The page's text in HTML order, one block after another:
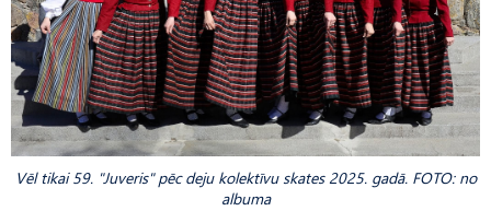
Vēl tikai 59. "Juveris" pēc deju kolektīvu skates 2025. gadā. FOTO: no
albuma